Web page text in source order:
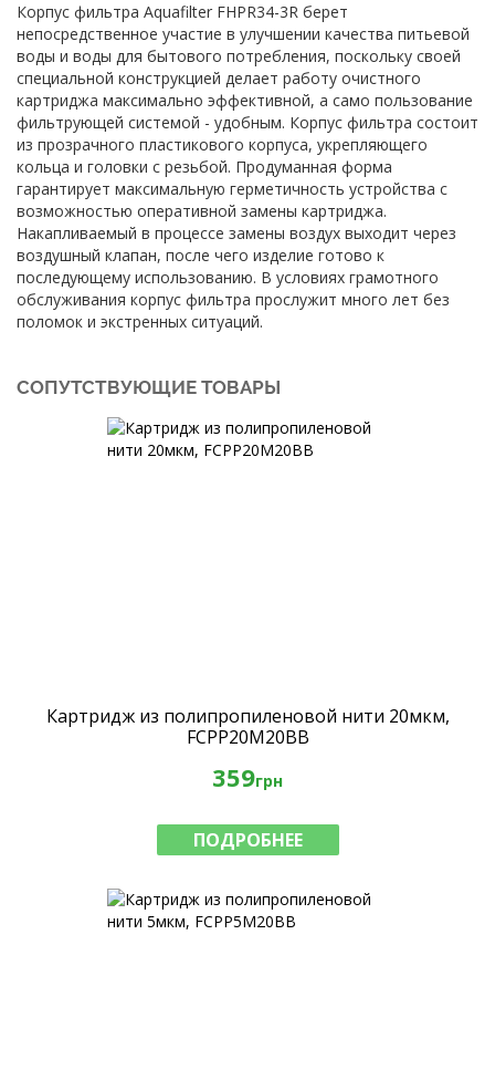
Корпус фильтра Aquafilter FHPR34-3R берет
непосредственное участие в улучшении качества питьевой
воды и воды для бытового потребления, поскольку своей
специальной конструкцией делает работу очистного
картриджа максимально эффективной, а само пользование
фильтрующей системой - удобным. Корпус фильтра состоит
из прозрачного пластикового корпуса, укрепляющего
кольца и головки с резьбой. Продуманная форма
гарантирует максимальную герметичность устройства с
возможностью оперативной замены картриджа.
Накапливаемый в процессе замены воздух выходит через
воздушный клапан, после чего изделие готово к
последующему использованию. В условиях грамотного
обслуживания корпус фильтра прослужит много лет без
поломок и экстренных ситуаций.
СОПУТСТВУЮЩИЕ ТОВАРЫ
Картридж из полипропиленовой нити 20мкм,
FCPP20M20BB
359грн
ПОДРОБНЕЕ